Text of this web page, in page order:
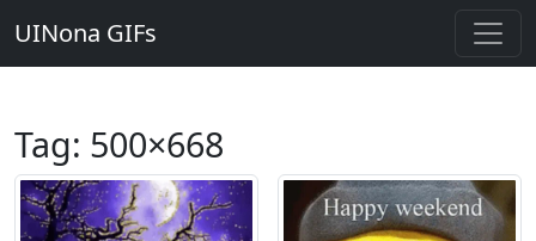
UINona GIFs
Tag: 500×668